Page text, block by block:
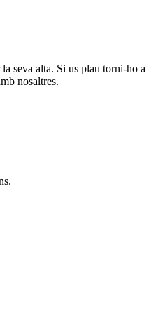
seva alta. Si us plau torni-ho a
nosaltres.